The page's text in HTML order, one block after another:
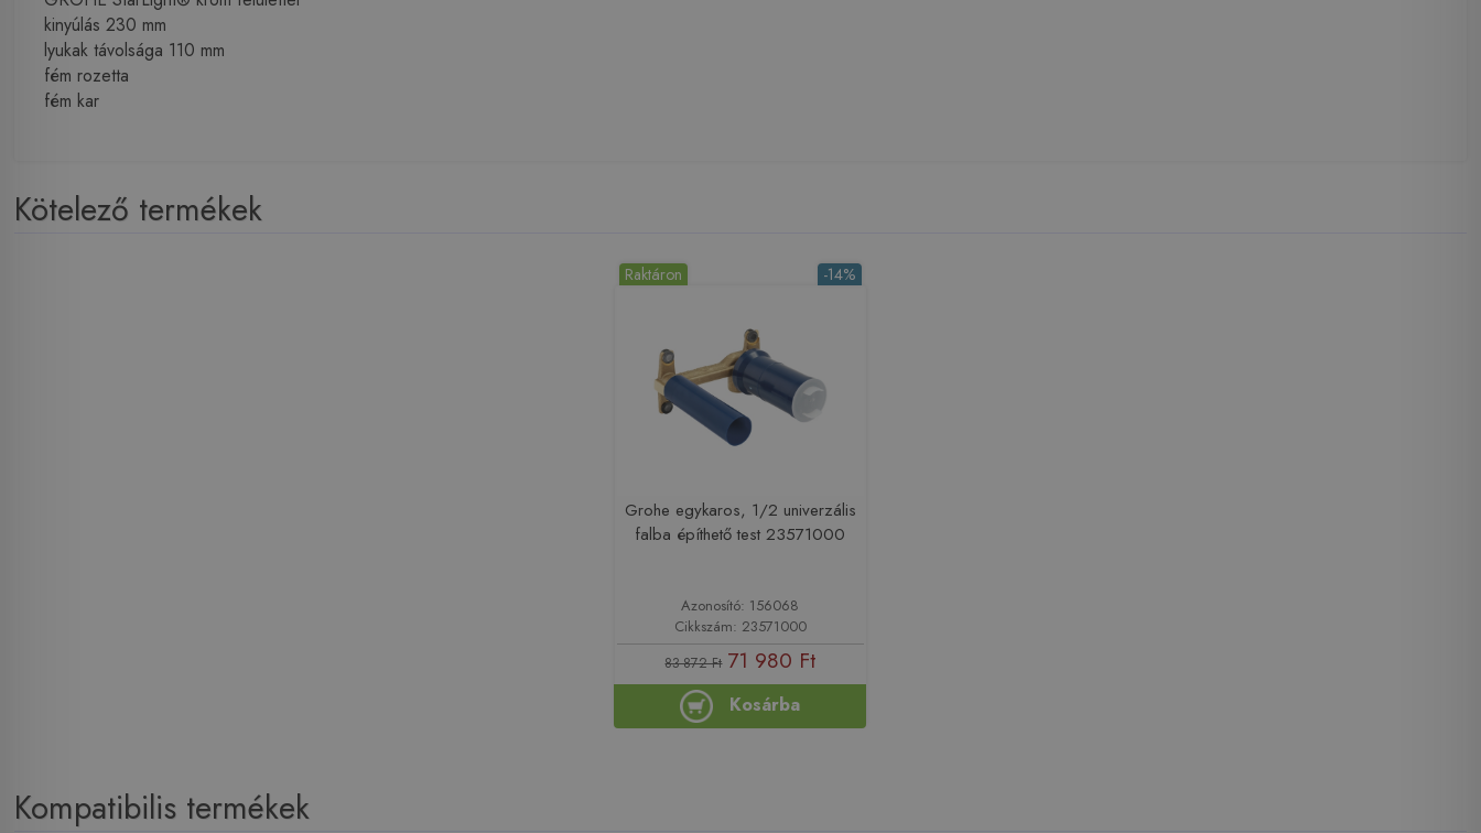
kinyúlás 230 mm
lyukak távolsága 110 mm
fém rozetta
fém kar
Kötelező termékek
-14%
Raktáron
Grohe egykaros, 1/2 univerzális
falba építhető test 23571000
Azonosító: 156068
Cikkszám: 23571000
83 872 Ft 71 980 Ft
Kosárba
Kompatibilis termékek